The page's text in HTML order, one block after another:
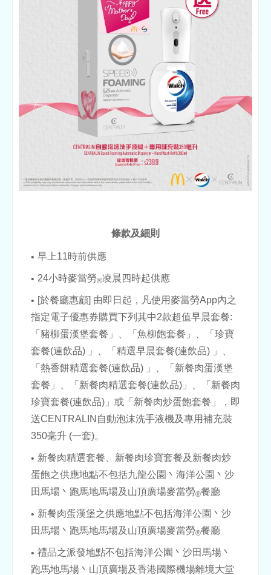
條款及細則
早上11時前供應
24小時麥當勞®凌晨四時起供應
[於餐廳惠顧] 由即日起，凡使用麥當勞App內之
指定電子優惠券購買下列其中2款超值早晨套餐:
「豬柳蛋漢堡套餐」、「魚柳飽套餐」、「珍寶
套餐(連飲品) 」、「精選早晨套餐(連飲品) 」、
「熱香餅精選套餐(連飲品) 」、「新餐肉蛋漢堡
套餐」、「新餐肉精選套餐(連飲品)」、「新餐肉
珍寶套餐(連飲品)」或「新餐肉炒蛋飽套餐」，即
送CENTRALIN自動泡沫洗手液機及專用補充裝
350毫升 (一套)。
新餐肉精選套餐、新餐肉珍寶套餐及新餐肉炒
蛋飽之供應地點不包括九龍公園丶海洋公園丶沙
田馬場丶跑馬地馬場及山頂廣場麥當勞®餐廳
新餐肉蛋漢堡之供應地點不包括海洋公園丶沙
田馬場丶跑馬地馬場及山頂廣場麥當勞®餐廳
禮品之派發地點不包括海洋公園丶沙田馬場丶
跑馬地馬場丶山頂廣場及香港國際機場離境大堂